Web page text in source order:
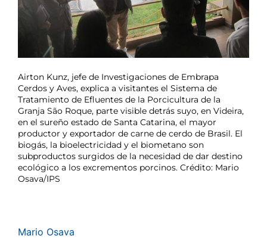
Airton Kunz, jefe de Investigaciones de Embrapa
Cerdos y Aves, explica a visitantes el Sistema de
Tratamiento de Efluentes de la Porcicultura de la
Granja São Roque, parte visible detrás suyo, en Videira,
en el sureño estado de Santa Catarina, el mayor
productor y exportador de carne de cerdo de Brasil. El
biogás, la bioelectricidad y el biometano son
subproductos surgidos de la necesidad de dar destino
ecológico a los excrementos porcinos. Crédito: Mario
Osava/IPS
Mario Osava